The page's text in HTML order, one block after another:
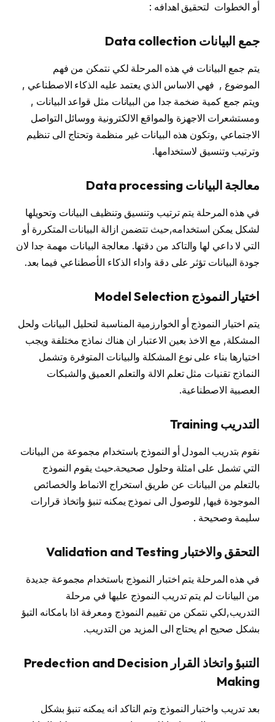
أو الخطوات لتحقيق اهدافه :
جمع البيانات Data collection
يتم جمع البيانات في هذه المرحلة لكي نتمكن من فهم
الموضوع , فهي الاساس الذي يعتمد عليه الذكاء الاصطناعي ,
ويتم جمع كمية ضخمة جدا من البيانات مثل قواعد البيانات ,
ومستشعرات الاجهزة والمواقع الالكترونية ووسائل التواصل
الاجتماعي ,وتكون هذه البيانات غير منظمة وتحتاج الى تنظيم
وترتيب وتنسيق لاستخدامها.
معالجة البيانات Data processing
في هذه المرحلة يتم ترتيب وتنسيق وتنظيف البيانات وتحويلها
لشكل يمكن استخدامه,حيث تتضمن ازالة البيانات المتكررة أو
التي لا داعي لها والتاكد من دقتها. معالجة البيانات مهمة جدا لان
جودة البيانات تؤثر على دقة واداء الذكاء الأصطناعي فيما بعد.
اختيار النموذج Model Selection
يتم اختيار النموذج أو الخوارزمية المناسبة لتحليل البيانات ولحل
المشكلة, مع الاخذ بعين الاعتبار ان هناك نماذج مختلفة ويجب
اختيارها بناء على نوع المشكلة والبيانات المتوفرة وتشمل
النماذج تقنيات مثل تعلم الالة والتعلم العميق والشبكات
العصبية الاصطناعية.
التدريب Training
نقوم بتدريب المودل أو النموذج باستخدام مجموعة من البيانات
التي تشمل على امثلة وحلول صحيحة.حيث يقوم النموذج
بالتعلم من البيانات عن طريق استخراج الانماط والخصائص
الموجودة فيها, للوصول الى نموذج يمكنه تنبؤ واتخاذ قرارات
سليمة وصحيحة .
التحقق والاختبار Validation and Testing
في هذه المرحلة يتم اختبار النموذج باستخدام مجموعة جديدة
من البيانات لم يتم تدريب النموذج عليها في مرحلة
التدريب,لكي نتمكن من تقييم النموذج ومعرفة اذا بامكانه التبؤ
بشكل صحيح ام يحتاج الى المزيد من التدريب.
التنبؤ واتخاذ القرار Predection and Decision
Making
بعد تدريب واختبار النموذج وتم التاكد انه يمكنه تنبؤ بشكل